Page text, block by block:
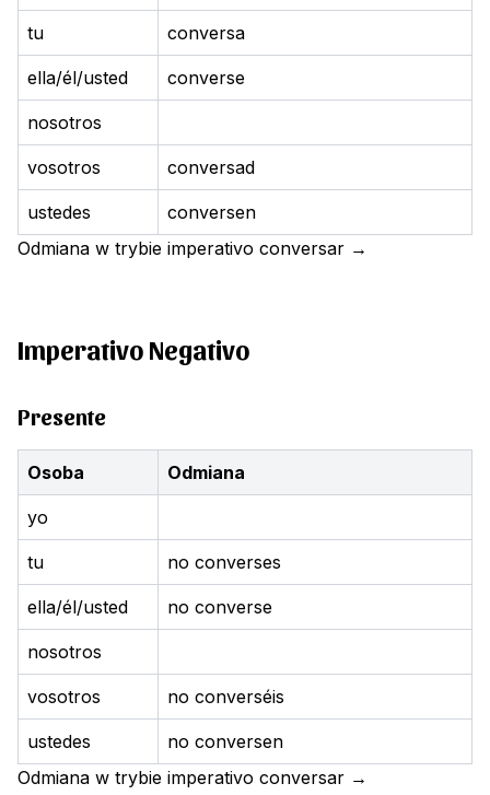
tu conversa
ella/él/usted converse
nosotros
vosotros conversad
ustedes
conversen
Odmiana w trybie imperativo conversar →
Imperativo Negativo
Presente
Osoba Odmiana
yo
tu no converses
ella/él/usted no converse
nosotros
vosotros no converséis
ustedes
no conversen
Odmiana w trybie imperativo conversar →